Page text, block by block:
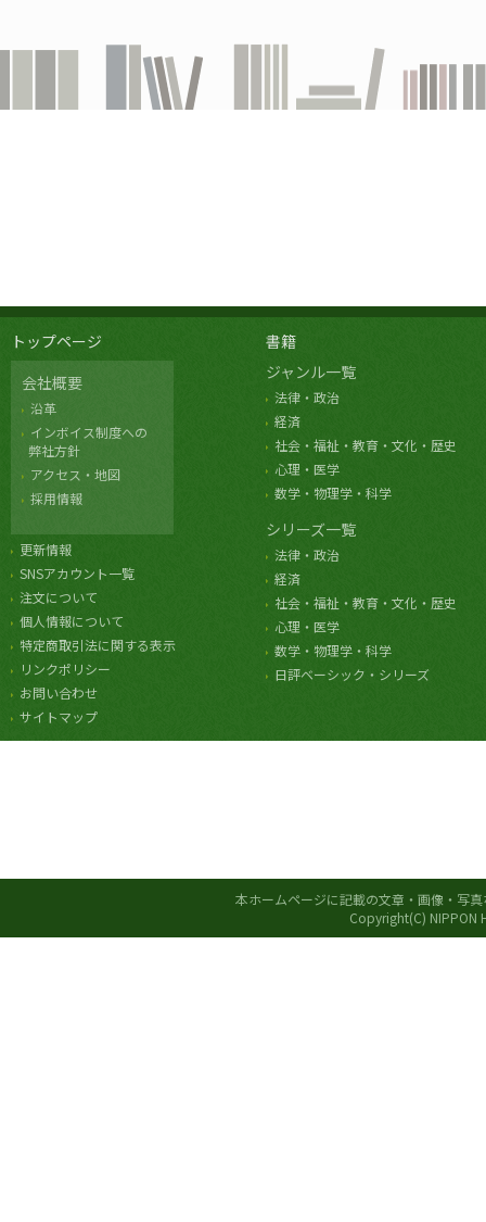
トップページ
会社概要
沿革
インボイス制度への
弊社方針
アクセス・地図
採用情報
更新情報
SNSアカウント一覧
注文について
個人情報について
特定商取引法に関する表示
リンクポリシー
お問い合わせ
サイトマップ
書籍
ジャンル一覧
法律・政治
経済
社会・福祉・教育・文化・歴史
心理・医学
数学・物理学・科学
シリーズ一覧
法律・政治
経済
社会・福祉・教育・文化・歴史
心理・医学
数学・物理学・科学
日評ベーシック・シリーズ
本ホームページに記載の文章・画像・写
Copyright(C) NIPPON